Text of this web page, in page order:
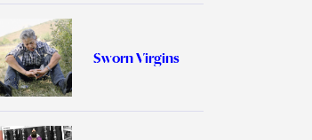
Sworn Virgins